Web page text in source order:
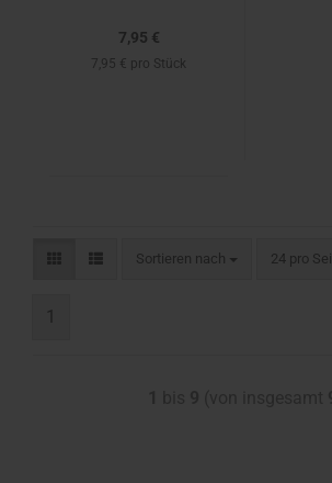
7,95 €
7,95 € pro Stück
Sortieren nach 24 pro
1